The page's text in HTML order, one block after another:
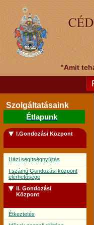
"Amit
Szolgáltatásaink
Étlapunk
I.Gondozási Központ
Házi segítségnyújtás
I.számú Gondozási központ
elérhetősége
II. Gondozási
Központ
Étkeztetés